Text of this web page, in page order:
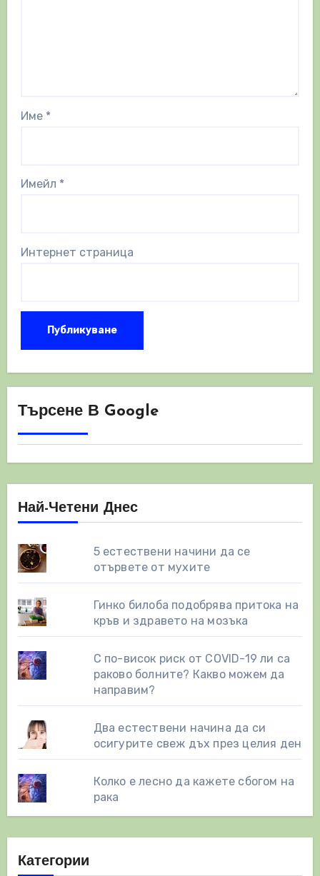
Име *
Имейл *
Интернет страница
Търсене В Google
Най-Четени Днес
5 естествени начини да се
отървете от мухите
Гинко билоба подобрява притока на
кръв и здравето на мозъка
С по-висок риск от COVID-19 ли са
раково болните? Какво можем да
направим?
Два естествени начинa да си
осигурите свеж дъх през целия ден
Колко е лесно да кажете сбогом на
рака
Категории